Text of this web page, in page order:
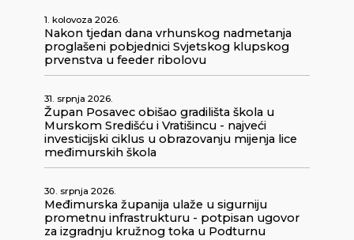
1. kolovoza 2026.
Nakon tjedan dana vrhunskog nadmetanja
proglašeni pobjednici Svjetskog klupskog
prvenstva u feeder ribolovu
31. srpnja 2026.
Župan Posavec obišao gradilišta škola u
Murskom Središću i Vratišincu - najveći
investicijski ciklus u obrazovanju mijenja lice
međimurskih škola
30. srpnja 2026.
Međimurska županija ulaže u sigurniju
prometnu infrastrukturu - potpisan ugovor
za izgradnju kružnog toka u Podturnu